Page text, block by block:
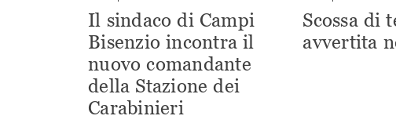
Il sindaco di Campi
Bisenzio incontra il
nuovo comandante
della Stazione dei
Carabinieri
Scossa di
avvertita